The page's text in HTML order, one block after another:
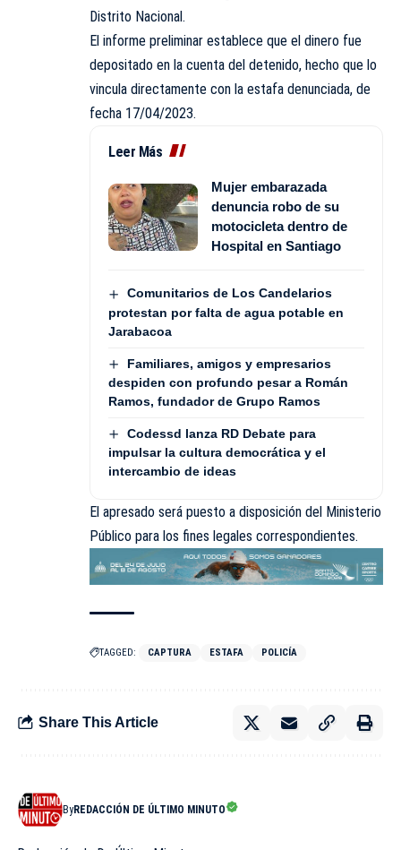
Distrito Nacional.
El informe preliminar establece que el dinero fue
depositado en la cuenta del detenido, hecho que lo
vincula directamente con la estafa denunciada, de
fecha 17/04/2023.
Leer Más
Mujer embarazada
denuncia robo de su
motocicleta dentro de
Hospital en Santiago
Comunitarios de Los Candelarios
protestan por falta de agua potable en
Jarabacoa
Familiares, amigos y empresarios
despiden con profundo pesar a Román
Ramos, fundador de Grupo Ramos
Codessd lanza RD Debate para
impulsar la cultura democrática y el
intercambio de ideas
El apresado será puesto a disposición del Ministerio
Público para los fines legales correspondientes.
TAGGED: CAPTURA ESTAFA POLICÍA
Share This Article
ByREDACCIÓN DE ÚLTIMO MINUTO